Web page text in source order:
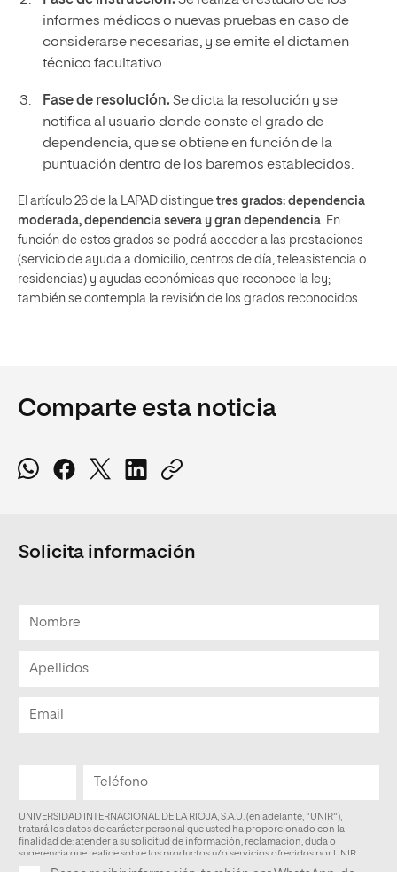
informes médicos o nuevas pruebas en caso de
considerarse necesarias, y se emite el dictamen
técnico facultativo.
Fase de resolución. Se dicta la resolución y se
notifica al usuario donde conste el grado de
dependencia, que se obtiene en función de la
puntuación dentro de los baremos establecidos.
El artículo 26 de la LAPAD distingue tres grados: dependencia
moderada, dependencia severa y gran dependencia. En
función de estos grados se podrá acceder a las prestaciones
(servicio de ayuda a domicilio, centros de día, teleasistencia o
residencias) y ayudas económicas que reconoce la ley;
también se contempla la revisión de los grados reconocidos.
Comparte esta noticia
Solicita información